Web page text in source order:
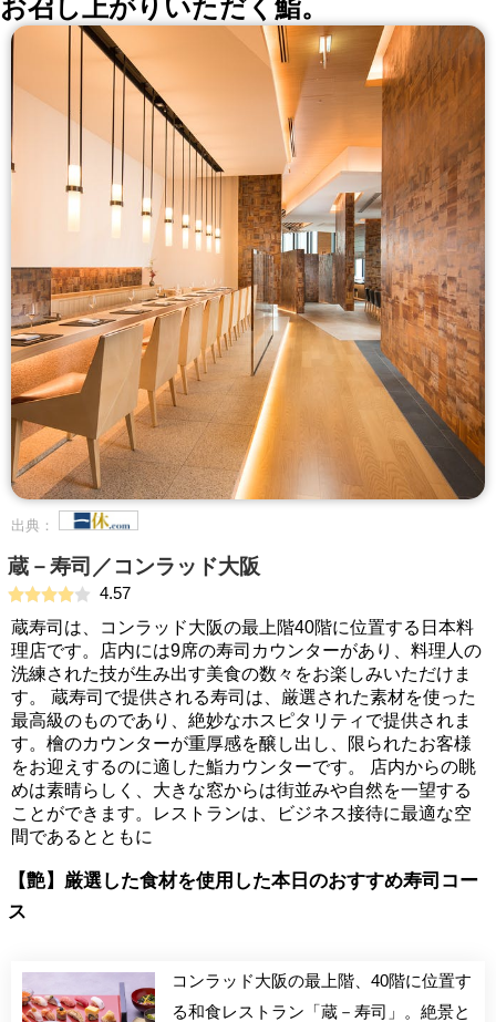
お召し上がりいただく鮨。
出典：
蔵－寿司／コンラッド大阪
4.57
蔵寿司は、コンラッド大阪の最上階40階に位置する日本料
理店です。店内には9席の寿司カウンターがあり、料理人の
洗練された技が生み出す美食の数々をお楽しみいただけま
す。 蔵寿司で提供される寿司は、厳選された素材を使った
最高級のものであり、絶妙なホスピタリティで提供されま
す。檜のカウンターが重厚感を醸し出し、限られたお客様
をお迎えするのに適した鮨カウンターです。 店内からの眺
めは素晴らしく、大きな窓からは街並みや自然を一望する
ことができます。レストランは、ビジネス接待に最適な空
間であるとともに
【艶】厳選した食材を使用した本日のおすすめ寿司コー
ス
コンラッド大阪の最上階、40階に位置す
る和食レストラン「蔵－寿司」。絶景と